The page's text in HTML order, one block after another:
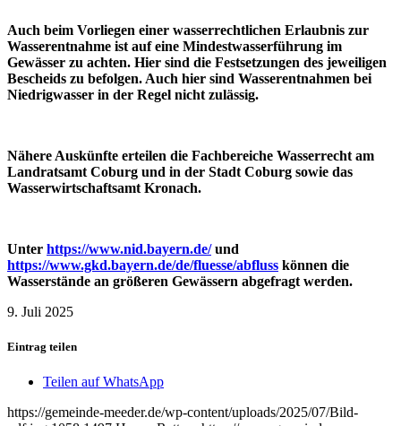
Auch beim Vorliegen einer wasserrechtlichen Erlaubnis zur
Wasserentnahme ist auf eine Mindestwasserführung im
Gewässer zu achten. Hier sind die Festsetzungen des jeweiligen
Bescheids zu befolgen. Auch hier sind Wasserentnahmen bei
Niedrigwasser in der Regel nicht zulässig.
Nähere Auskünfte erteilen die Fachbereiche Wasserrecht am
Landratsamt Coburg und in der Stadt Coburg sowie das
Wasserwirtschaftsamt Kronach.
Unter https://www.nid.bayern.de/und
https://www.gkd.bayern.de/de/fluesse/abfluss können die
Wasserstände an größeren Gewässern abgefragt werden.
9. Juli 2025
Eintrag teilen
Teilen auf WhatsApp
https://gemeinde-meeder.de/wp-content/uploads/2025/07/Bild-